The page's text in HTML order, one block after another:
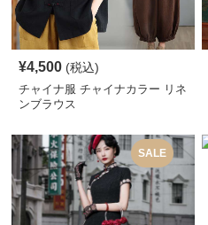
¥4,500 (税込)
チャイナ服 チャイナカラー リネ
ンブラウス
SALE